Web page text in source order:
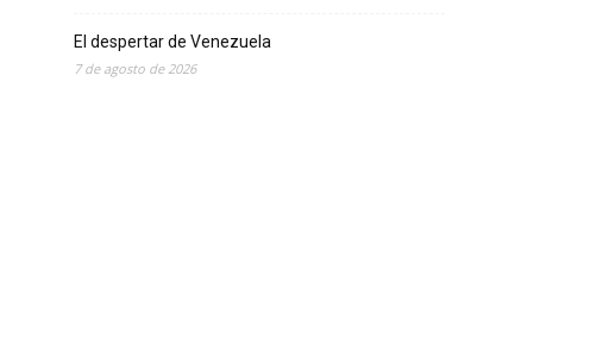
El despertar de Venezuela
7 de agosto de 2026